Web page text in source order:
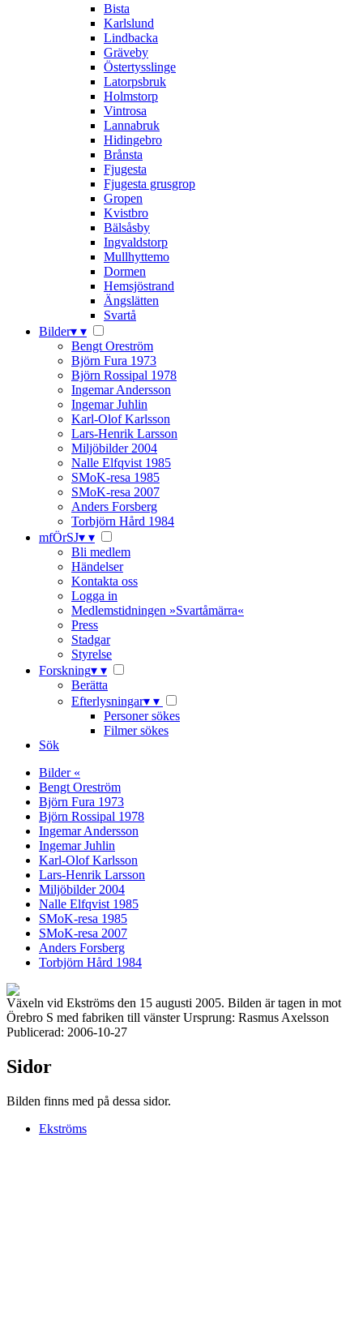
Bista
Karlslund
Lindbacka
Gräveby
Östertysslinge
Latorpsbruk
Holmstorp
Vintrosa
Lannabruk
Hidingebro
Brånsta
Fjugesta
Fjugesta grusgrop
Gropen
Kvistbro
Bälsåsby
Ingvaldstorp
Mullhyttemo
Dormen
Hemsjöstrand
Ängslätten
Svartå
Bilder▾ ▾
Bengt Oreström
Björn Fura 1973
Björn Rossipal 1978
Ingemar Andersson
Ingemar Juhlin
Karl-Olof Karlsson
Lars-Henrik Larsson
Miljöbilder 2004
Nalle Elfqvist 1985
SMoK-resa 1985
SMoK-resa 2007
Anders Forsberg
Torbjörn Hård 1984
mfÖrSJ▾ ▾
Bli medlem
Händelser
Kontakta oss
Logga in
Medlemstidningen »Svartåmärra«
Press
Stadgar
Styrelse
Forskning▾ ▾
Berätta
Efterlysningar▾ ▾
Personer sökes
Filmer sökes
Sök
Bilder «
Bengt Oreström
Björn Fura 1973
Björn Rossipal 1978
Ingemar Andersson
Ingemar Juhlin
Karl-Olof Karlsson
Lars-Henrik Larsson
Miljöbilder 2004
Nalle Elfqvist 1985
SMoK-resa 1985
SMoK-resa 2007
Anders Forsberg
Torbjörn Hård 1984
Växeln vid Ekströms den 15 augusti 2005. Bilden är tagen in mot
Örebro S med fabriken till vänster Ursprung: Rasmus Axelsson
Publicerad: 2006-10-27
Sidor
Bilden finns med på dessa sidor.
Ekströms